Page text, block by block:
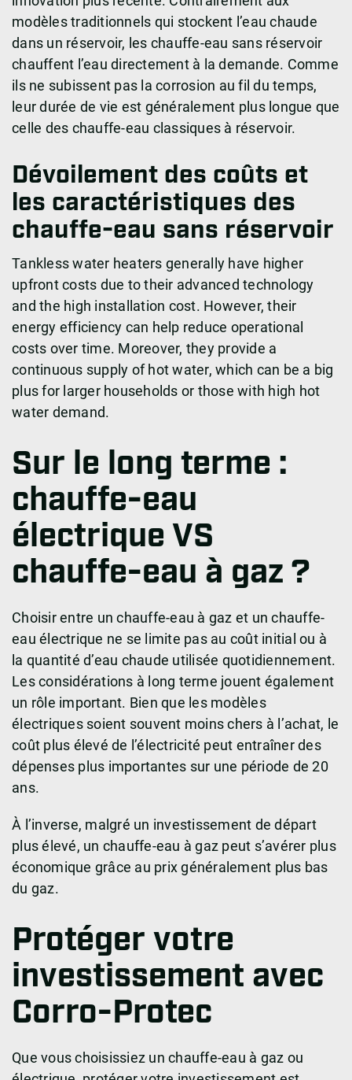
modèles traditionnels qui stockent l’eau chaude
dans un réservoir, les chauffe-eau sans réservoir
chauffent l’eau directement à la demande. Comme
ils ne subissent pas la corrosion au fil du temps,
leur durée de vie est généralement plus longue que
celle des chauffe-eau classiques à réservoir.
Dévoilement des coûts et
les caractéristiques des
chauffe-eau sans réservoir
Tankless water heaters generally have higher
upfront costs due to their advanced technology
and the high installation cost. However, their
energy efficiency can help reduce operational
costs over time. Moreover, they provide a
continuous supply of hot water, which can be a big
plus for larger households or those with high hot
water demand.
Sur le long terme :
chauffe-eau
électrique VS
chauffe-eau à gaz ?
Choisir entre un chauffe-eau à gaz et un chauffe-
eau électrique ne se limite pas au coût initial ou à
la quantité d’eau chaude utilisée quotidiennement.
Les considérations à long terme jouent également
un rôle important. Bien que les modèles
électriques soient souvent moins chers à l’achat, le
coût plus élevé de l’électricité peut entraîner des
dépenses plus importantes sur une période de 20
ans.
À l’inverse, malgré un investissement de départ
plus élevé, un chauffe-eau à gaz peut s’avérer plus
économique grâce au prix généralement plus bas
du gaz.
Protéger votre
investissement avec
Corro-Protec
Que vous choisissiez un chauffe-eau à gaz ou